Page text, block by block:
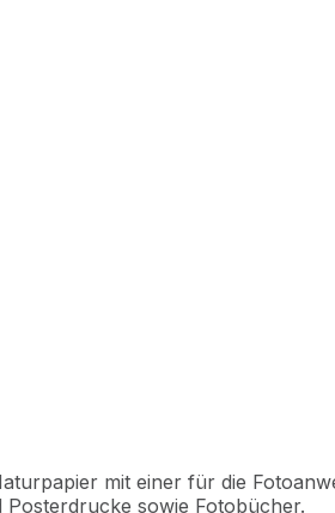
mit einer für die
sowie Fotobücher.